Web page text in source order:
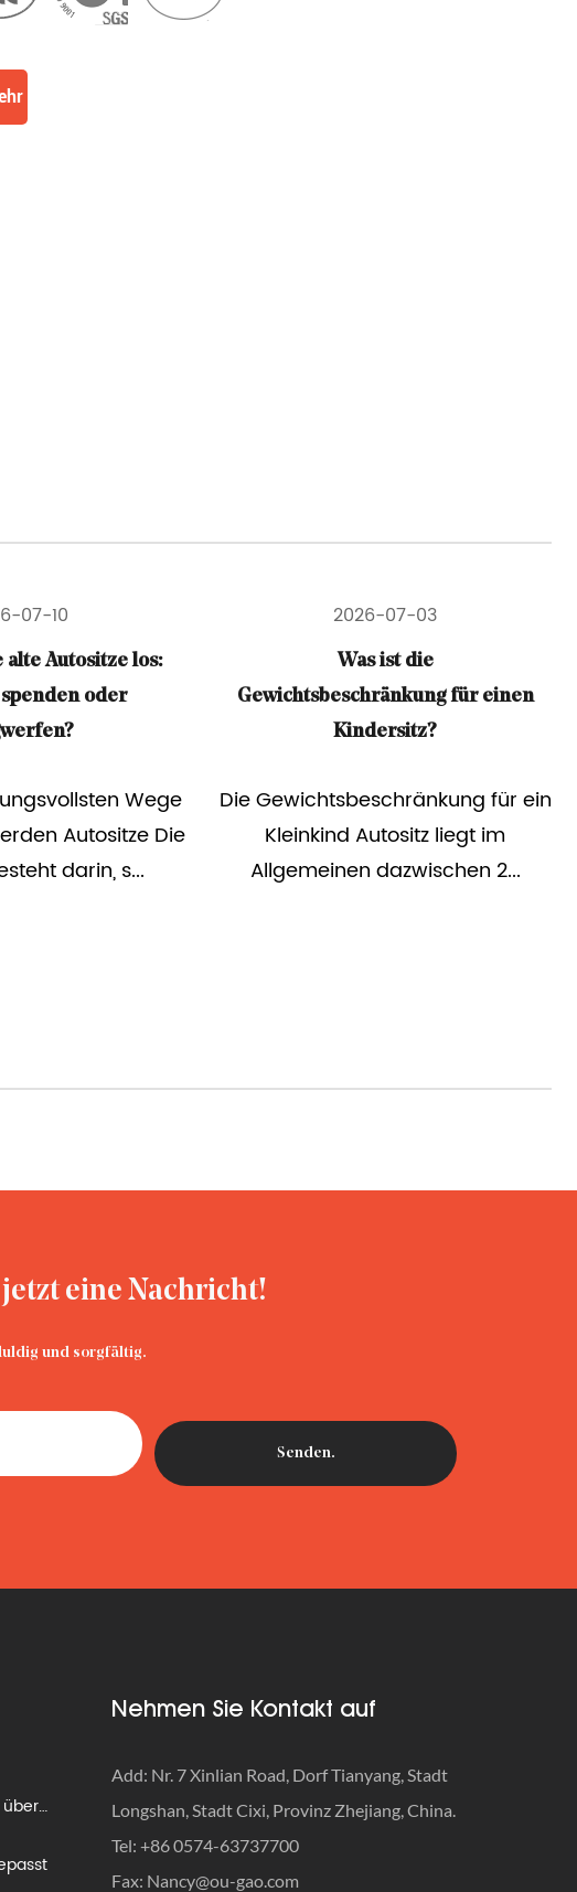
07-03
ist die
für einen
für ein
Autositz liegt im
dazwischen 2...
2026-06-23
What Is the Smallest Car Seat for
an Infant — and Is Compact Size
Ever Safe?
The smallest car seats for infants
are compact infant-only bucket
seats with a base width typically
eine Nachricht!
und sorgfältig.
Der
Nehmen Sie Kontakt auf
Add: Nr. 7 Xinlian Road, Dorf Tianyang, Stadt
Longshan, Stadt Cixi, Provinz Zhejiang, China.
Tel: +86 0574-63737700
Fax: Nancy@ou-gao.com